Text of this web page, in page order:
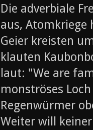
Die adverbiale
aus,
Geier kreisten
klauten
laut: "We are
monströses
Regenwürmer
Weiter will